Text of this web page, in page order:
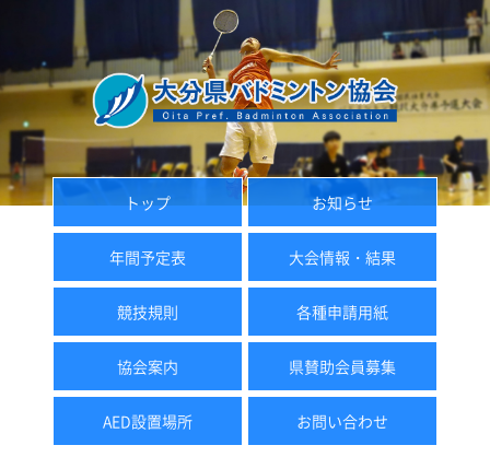
トップ お知らせ
年間予定表 大会情報・結果
競技規則 各種申請用紙
協会案内 県賛助会員募集
AED設置場所 お問い合わせ